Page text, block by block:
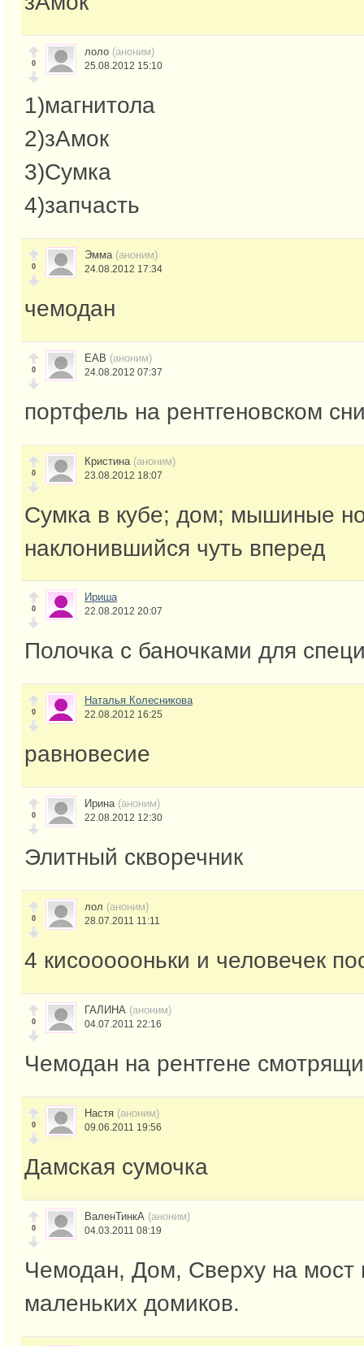
0
лоло (аноним)
25.08.2012 15:10
1)магнитола
2)зАмок
3)Сумка
4)запчасть
0
Эмма (аноним)
24.08.2012 17:34
чемодан
0
ЕАВ (аноним)
24.08.2012 07:37
портфель на рентгеновском
0
Кристина (аноним)
23.08.2012 18:07
Сумка в кубе; дом; мышиные
наклонившийся чуть вперед
0
Ириша
22.08.2012 20:07
Полочка с баночками для
0
Наталья Колесникова
22.08.2012 16:25
равновесие
0
Ирина (аноним)
22.08.2012 12:30
Элитный скворечник
0
лол (аноним)
28.07.2011 11:11
4 кисоооооньки и человечек
0
ГАЛИНА (аноним)
04.07.2011 22:16
Чемодан на рентгене
0
Настя (аноним)
09.06.2011 19:56
Дамская сумочка
0
ВаленТинкА (аноним)
04.03.2011 08:19
Чемодан, Дом, Сверху на мост
маленьких домиков.